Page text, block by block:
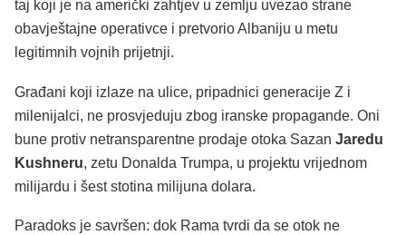
taj koji je na američki zahtjev u zemlju uvezao strane
obavještajne operativce i pretvorio Albaniju u metu
legitimnih vojnih prijetnji.
Građani koji izlaze na ulice, pripadnici generacije Z i
milenijalci, ne prosvjeduju zbog iranske propagande. Oni
bune protiv netransparentne prodaje otoka Sazan Jaredu
Kushneru, zetu Donalda Trumpa, u projektu vrijednom
milijardu i šest stotina milijuna dolara.
Paradoks je savršen: dok Rama tvrdi da se otok ne